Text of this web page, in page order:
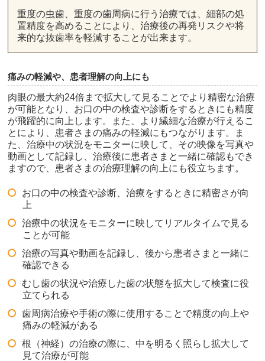
重度の虫歯、重度の歯周病に行う治療では、細部の処
置精度を高めることにより、治療後の再発リスクや将
来的な抜歯率を軽減することが出来ます。
痛みの軽減や、患者理解の向上にも
肉眼の最大約24倍まで拡大して見ることでより精密な治療
が可能となり、お口の中の検査や診断をするときにも精度
が飛躍的に向上します。また、より繊細な治療が行えるこ
とにより、患者さまの痛みの軽減にもつながります。ま
た、治療中の状況をモニターに映して、その映像を写真や
動画として記録し、治療後に患者さまと一緒に確認もでき
ますので、患者さまの治療理解の向上にも役立ちます。
お口の中の検査や診断、治療をするときに精密さが向
上
治療中の状況をモニターに映してリアルタイムで見る
ことが可能
治療の写真や動画を記録し、後から患者さまと一緒に
確認できる
むし歯の状況や治療した歯の状態を拡大して検査に役
立てられる
歯周病治療や手術の際に使用することで精度の向上や
痛みの軽減がある
根（神経）の治療の際に、中を明るく照らし拡大して
見て治療が可能